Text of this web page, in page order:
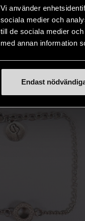
Vi använder
sociala medier och
till de sociala medier
med annan information
Endast
utanför
eller